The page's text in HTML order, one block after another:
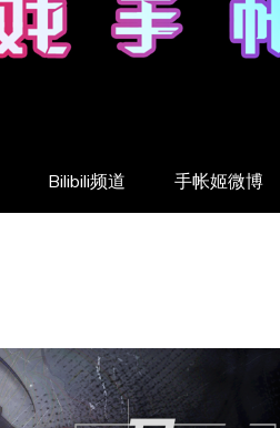
Bilibili频道 手帐姬微博